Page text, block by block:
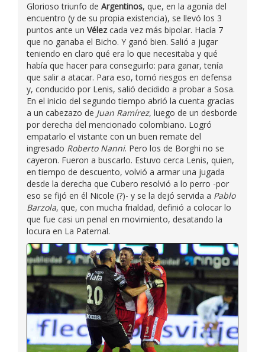
Glorioso triunfo de Argentinos, que, en la agonía del
encuentro (y de su propia existencia), se llevó los 3
puntos ante un Vélezcada vez más bipolar. Hacía 7
que no ganaba el Bicho. Y ganó bien. Salió a jugar
teniendo en claro qué era lo que necesitaba y qué
había que hacer para conseguirlo: para ganar, tenía
que salir a atacar. Para eso, tomó riesgos en defensa
y, conducido por Lenis, salió decidido a probar a Sosa.
En el inicio del segundo tiempo abrió la cuenta gracias
a un cabezazo de Juan Ramírez, luego de un desborde
por derecha del mencionado colombiano. Logró
empatarlo el vistante con un buen remate del
ingresado Roberto Nanni. Pero los de Borghi no se
cayeron. Fueron a buscarlo. Estuvo cerca Lenis, quien,
en tiempo de descuento, volvió a armar una jugada
desde la derecha que Cubero resolvió a lo perro -por
eso se fijó en él Nicole (?)- y se la dejó servida a Pablo
Barzola, que, con mucha frialdad, definió a colocar lo
que fue casi un penal en movimiento, desatando la
locura en La Paternal.